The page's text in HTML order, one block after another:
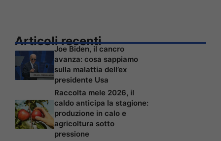
Articoli recenti
Joe Biden, il cancro
avanza: cosa sappiamo
sulla malattia dell’ex
presidente Usa
Raccolta mele 2026, il
caldo anticipa la stagione:
produzione in calo e
agricoltura sotto
pressione